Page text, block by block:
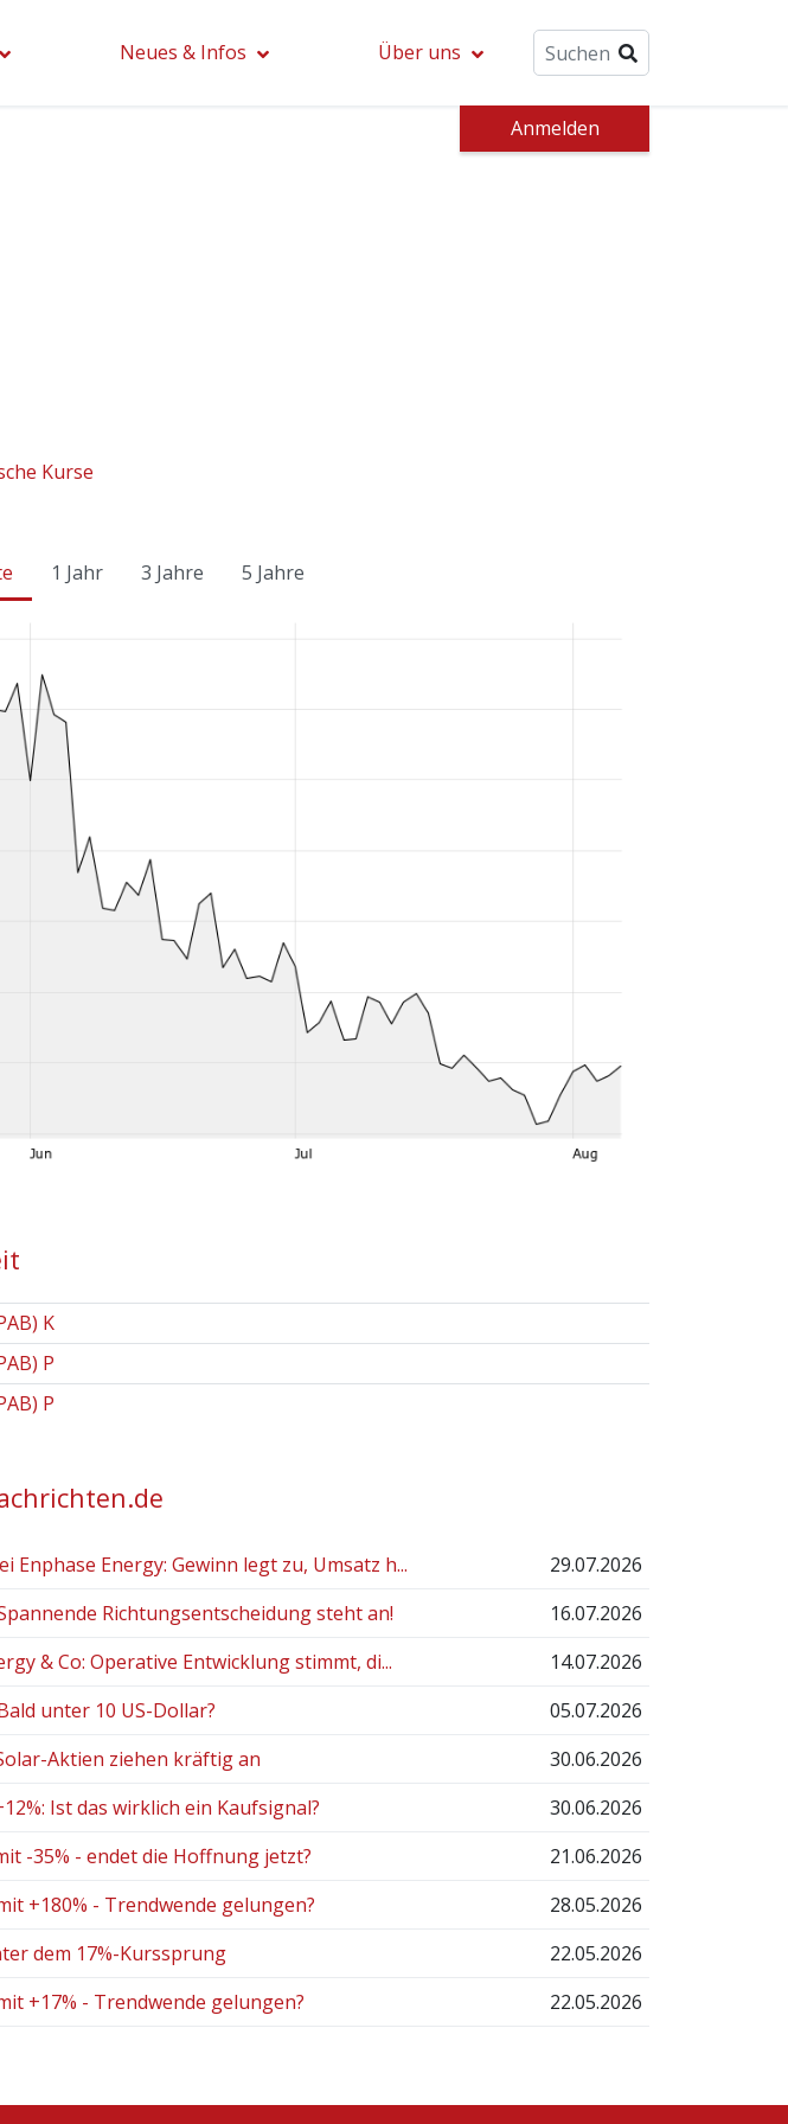
Neues & Infos Über uns
Anmelden
Kurse
1 Jahr 3 Jahre 5 Jahre
K
P
P
Enphase Energy: Gewinn legt zu, Umsatz h...
29.07.2026
Richtungsentscheidung steht an!
16.07.2026
& Co: Operative Entwicklung stimmt, di...
14.07.2026
unter 10 US-Dollar?
05.07.2026
Aktien ziehen kräftig an
30.06.2026
Ist das wirklich ein Kaufsignal?
30.06.2026
-35% - endet die Hoffnung jetzt?
21.06.2026
+180% - Trendwende gelungen?
28.05.2026
dem 17%-Kurssprung
22.05.2026
+17% - Trendwende gelungen?
22.05.2026